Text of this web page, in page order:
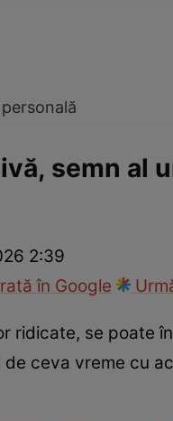
semn al
2:39
în Google
ridicate, se poate
ceva vreme cu